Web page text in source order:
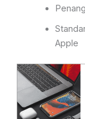
Apple